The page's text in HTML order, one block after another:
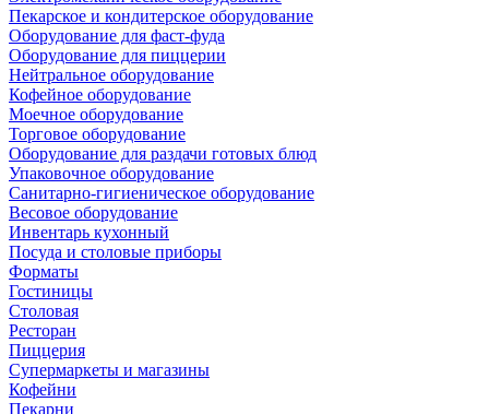
Пекарское и кондитерское оборудование
Оборудование для фаст-фуда
Оборудование для пиццерии
Нейтральное оборудование
Кофейное оборудование
Моечное оборудование
Торговое оборудование
Оборудование для раздачи готовых блюд
Упаковочное оборудование
Санитарно-гигиеническое оборудование
Весовое оборудование
Инвентарь кухонный
Посуда и столовые приборы
Форматы
Гостиницы
Столовая
Ресторан
Пиццерия
Супермаркеты и магазины
Кофейни
Пекарни